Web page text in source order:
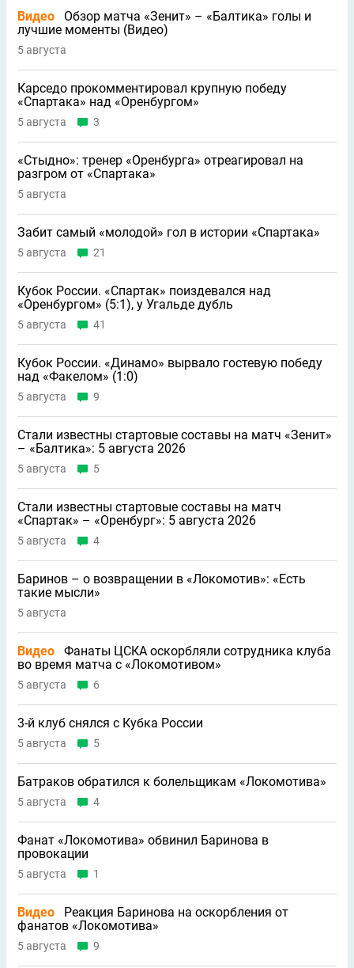
Видео
Обзор матча «Зенит» – «Балтика» голы и
лучшие моменты (Видео)
5 августа
Карседо прокомментировал крупную победу
«Спартака» над «Оренбургом»
5 августа 3
«Стыдно»: тренер «Оренбурга» отреагировал на
разгром от «Спартака»
5 августа
Забит самый «молодой» гол в истории «Спартака»
5 августа 21
Кубок России. «Спартак» поиздевался над
«Оренбургом» (5:1), у Угальде дубль
5 августа 41
Кубок России. «Динамо» вырвало гостевую победу
над «Факелом» (1:0)
5 августа 9
Стали известны стартовые составы на матч «Зенит»
– «Балтика»: 5 августа 2026
5 августа 5
Стали известны стартовые составы на матч
«Спартак» – «Оренбург»: 5 августа 2026
5 августа 4
Баринов – о возвращении в «Локомотив»: «Есть
такие мысли»
5 августа
Видео
Фанаты ЦСКА оскорбляли сотрудника клуба
во время матча с «Локомотивом»
5 августа 6
3-й клуб снялся с Кубка России
5 августа 5
Батраков обратился к болельщикам «Локомотива»
5 августа 4
Фанат «Локомотива» обвинил Баринова в
провокации
5 августа 1
Видео
Реакция Баринова на оскорбления от
фанатов «Локомотива»
5 августа 9